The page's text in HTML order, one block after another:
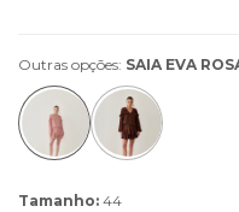
Outras opções: SAIA EVA
Tamanho: 44